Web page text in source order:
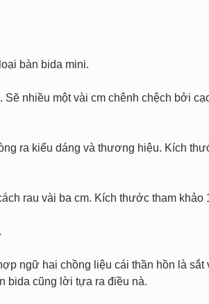
bàn bida mini.
nhiều một vài cm chênh chệch bởi
ra kiểu dáng và thương hiệu. Kích
rau vài ba cm. Kích thước tham khảo
ngữ hai chồng liệu cái thần hồn là sắt
bida cũng lời tựa ra điều nà.